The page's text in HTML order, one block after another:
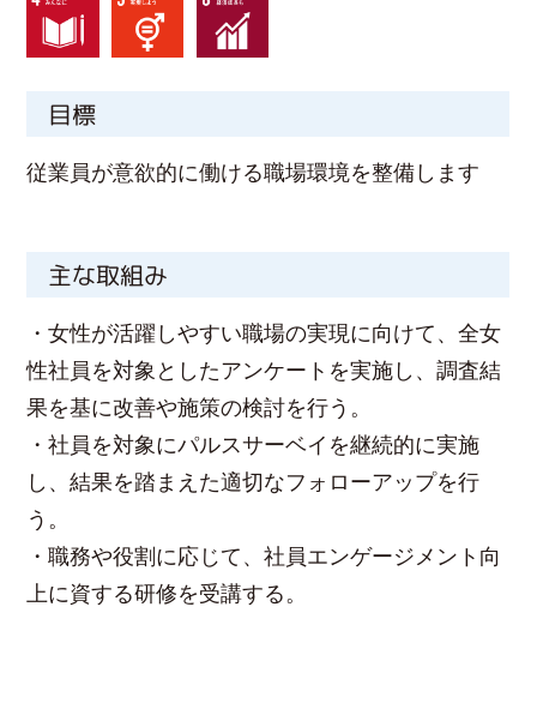
目標
従業員が意欲的に働ける職場環境を整備します
主な取組み
・女性が活躍しやすい職場の実現に向けて、全女
性社員を対象としたアンケートを実施し、調査結
果を基に改善や施策の検討を行う。
・社員を対象にパルスサーベイを継続的に実施
し、結果を踏まえた適切なフォローアップを行
う。
・職務や役割に応じて、社員エンゲージメント向
上に資する研修を受講する。